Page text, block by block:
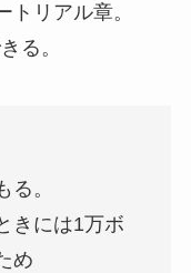
リアル章。
る。
。
きには1万ボ
め